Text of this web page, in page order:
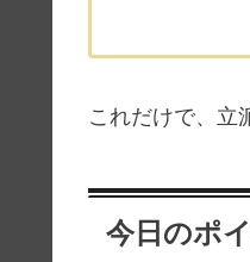
これだけで、立
今日のポ